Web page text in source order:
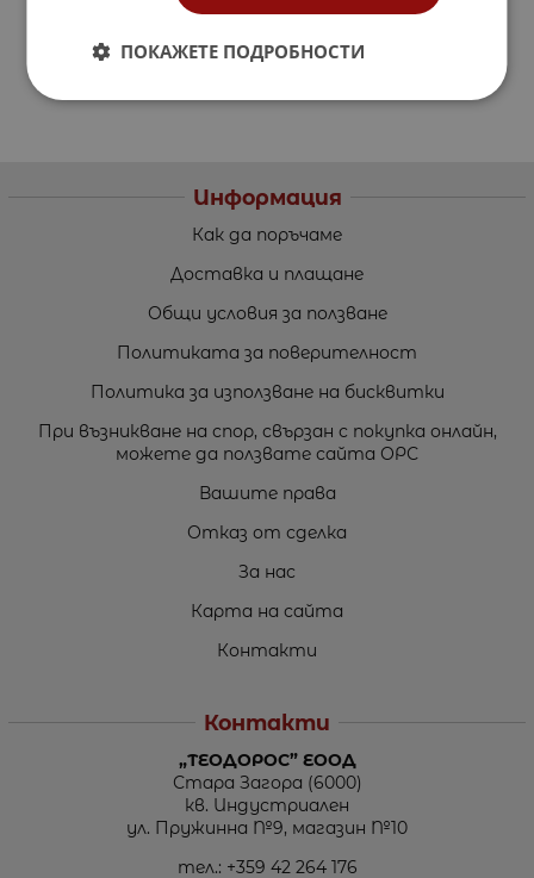
Информация
Как да поръчаме
Доставка и плащане
Общи условия за ползване
Политиката за поверителност
Политика за използване на бисквитки
При възникване на спор, свързан с покупка онлайн,
можете да ползвате сайта ОРС
Вашите права
Отказ от сделка
За нас
Карта на сайта
Контакти
Контакти
„ТЕОДОРОС” ЕООД
Стара Загора (6000)
кв. Индустриален
ул. Пружинна №9, магазин №10
тел.: +359 42 264 176
ПОКАЖЕТЕ ПОДРОБНОСТИ